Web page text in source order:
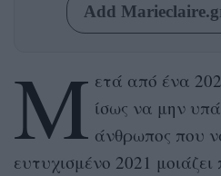
Add
Μ ετά από ένα
ίσως να μην
άνθρωπος που
ευτυχισμένο 2021